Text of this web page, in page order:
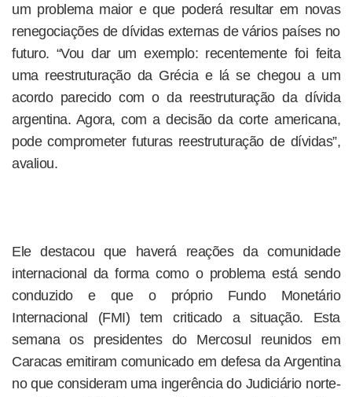
um problema maior e que poderá resultar em novas
renegociações de dívidas externas de vários países no
futuro. “Vou dar um exemplo: recentemente foi feita
uma reestruturação da Grécia e lá se chegou a um
acordo parecido com o da reestruturação da dívida
argentina. Agora, com a decisão da corte americana,
pode comprometer futuras reestruturação de dívidas”,
avaliou.
Ele destacou que haverá reações da comunidade
internacional da forma como o problema está sendo
conduzido e que o próprio Fundo Monetário
Internacional (FMI) tem criticado a situação. Esta
semana os presidentes do Mercosul reunidos em
Caracas emitiram comunicado em defesa da Argentina
no que consideram uma ingerência do Judiciário norte-